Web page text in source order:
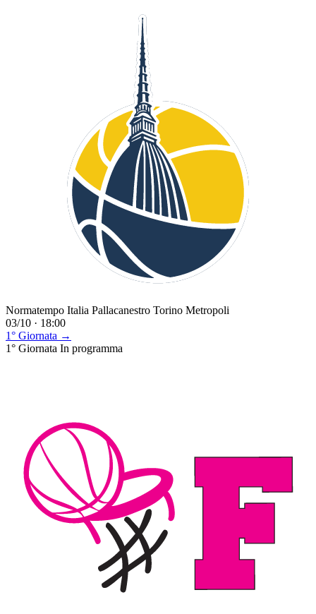
Normatempo Italia Pallacanestro Torino Metropoli
03/10 · 18:00
1° Giornata →
1° Giornata In programma